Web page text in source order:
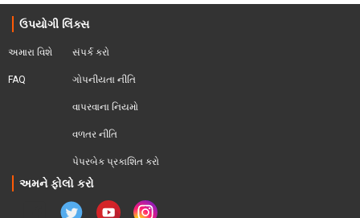
ઉપયોગી લિંક્સ
અમારા વિશે
FAQ
સંપર્ક કરો
ગોપનીયતા નીતિ
વાપરવાના નિયમો
વળતર નીતિ
પેપરબેક પ્રકાશિત કરો
અમને ફોલો કરો